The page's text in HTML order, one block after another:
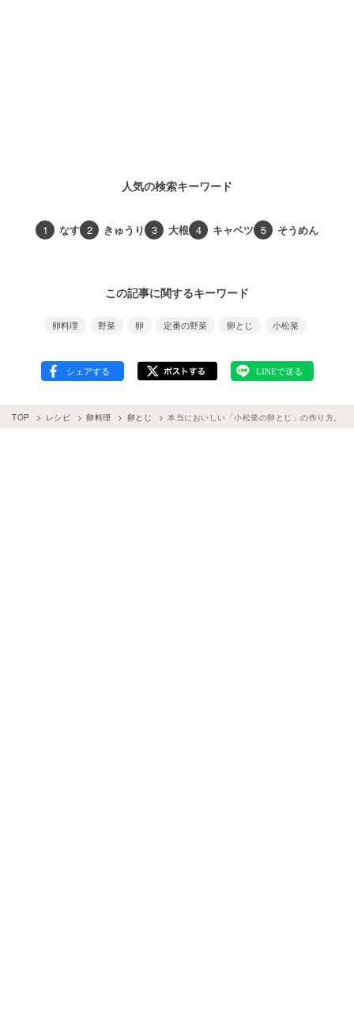
人気の検索キーワード
1 なす 2 きゅうり 3 大根 4 キャベツ 5 そうめん
この記事に関するキーワード
卵料理 野菜 卵 定番の野菜 卵とじ 小松菜
TOP レシピ 卵料理 卵とじ 本当においしい「小松菜の卵とじ」の作り方。手